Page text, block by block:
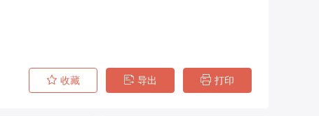
收藏 导出 打印